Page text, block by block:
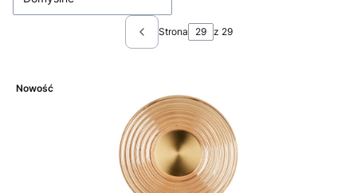
Poprzednie produkty
Strona z 29
Nowość